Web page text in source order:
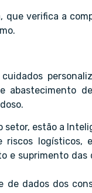
verifica a
abastecimento
estão a
logísticos,
e suprimento das
dados dos